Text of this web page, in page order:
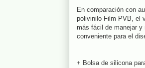
En comparación con
polivinilo Film PVB, el
más fácil de manejar
conveniente para el
+ Bolsa de silicona